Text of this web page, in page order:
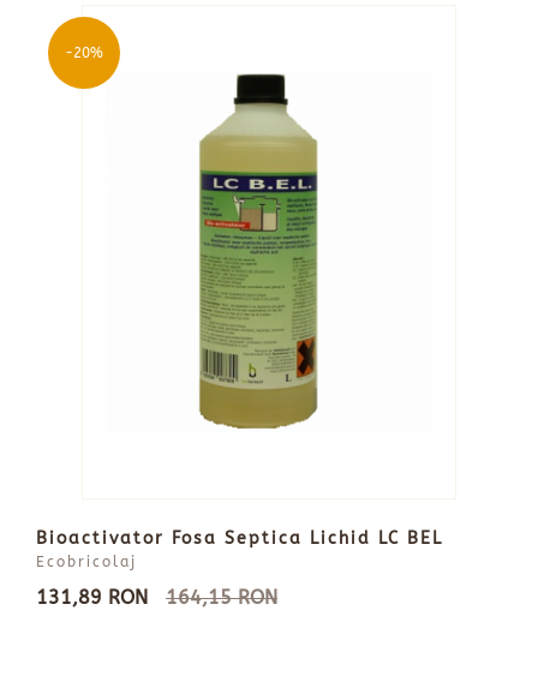
-20%
Bioactivator Fosa Septica Lichid LC BEL
Ecobricolaj
131,89 RON 164,15 RON